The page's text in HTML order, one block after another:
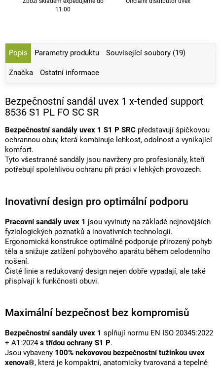
11:00
Popis Parametry produktu Související soubory (19)
Značka Ostatní informace
Bezpečnostní sandál uvex 1 x-tended support
8536 S1 PL FO SC SR
Bezpečnostní sandály uvex 1 S1 P SRC představují špičkovou
ochrannou obuv, která kombinuje lehkost, odolnost a vynikající
komfort.
Tyto všestranné sandály jsou navrženy pro profesionály, kteří
potřebují spolehlivou ochranu při práci v lehkých provozech.
Inovativní design pro optimální podporu
Pracovní sandály uvex 1 jsou vyvinuty na základě nejnovějších
fyziologických poznatků a inovativních technologií.
Ergonomická konstrukce optimálně podporuje přirozený pohyb
těla a snižuje zatížení pohybového aparátu během celodenního
nošení.
Čisté linie a redukovaný design nejen dobře vypadají, ale také
přispívají k funkčnosti obuvi.
Maximální bezpečnost bez kompromisů
Bezpečnostní sandály uvex 1 splňují normu EN ISO 20345:2022
+ A1:2024s třídou ochrany S1 P.
Jsou vybaveny 100% nekovovou bezpečnostní tužinkou uvex
xenova®, která je kompaktní, anatomicky tvarovaná a tepelně